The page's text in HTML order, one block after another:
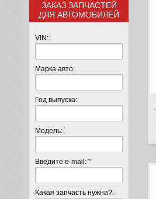
ЗАКАЗ ЗАПЧАСТЕЙ
ДЛЯ АВТОМОБИЛЕЙ
VIN:
Марка авто:
Год выпуска:
Модель:
Введите e-mail: *
Какая запчасть нужна?: